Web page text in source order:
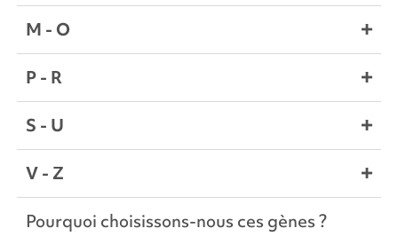
M - O
P - R
S - U
V - Z
Pourquoi choisissons-nous ces gènes ?